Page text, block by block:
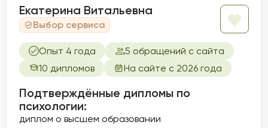
Екатерина Витальевна
Выбор сервиса
Опыт 4 года
5 обращений с сайта
10 дипломов
На сайте с 2026 года
Подтверждённые дипломы по
психологии:
диплом о высшем образовании